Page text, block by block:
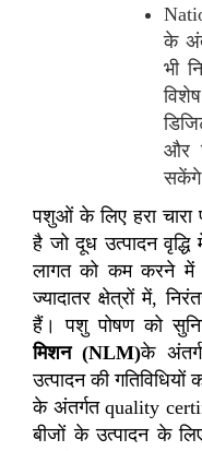
के
भी
और
पशुओं के लिए हरा चारा
है जो दूध उत्पादन वृद्धि
लागत को कम करने में
ज्यादातर क्षेत्रों में,
हैं। पशु पोषण को
मिशन(NLM)के
उत्पादन की
के अंतर्गतquality
बीजों के उत्पादन के